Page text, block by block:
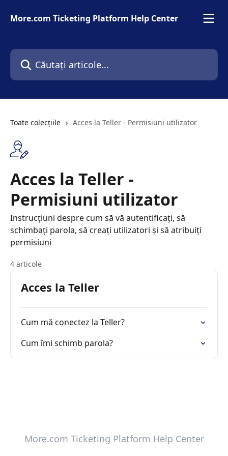
More.com Ticketing Platform Help Center
Căutați articole...
Toate colecțiile Acces la Teller - Permisiuni utilizator
Acces la Teller -
Permisiuni utilizator
Instrucțiuni despre cum să vă autentificați, să
schimbați parola, să creați utilizatori și să atribuiți
permisiuni
4 articole
Acces la Teller
Cum mă conectez la Teller?
Cum îmi schimb parola?
More.com Ticketing Platform Help Center